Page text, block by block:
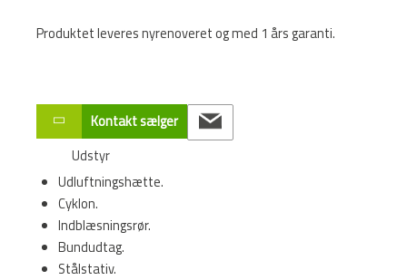
Produktet leveres nyrenoveret og med 1 års garanti.
Kontakt sælger
Udstyr
Udluftningshætte.
Cyklon.
Indblæsningsrør.
Bundudtag.
Stålstativ.